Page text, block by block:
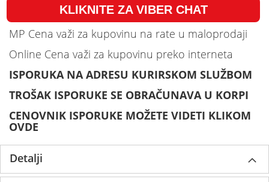
KLIKNITE ZA VIBER CHAT
MP Cena važi za kupovinu na rate u maloprodaji
Online Cena važi za kupovinu preko interneta
ISPORUKA NA ADRESU KURIRSKOM SLUŽBOM
TROŠAK ISPORUKE SE OBRAČUNAVA U KORPI
CENOVNIK ISPORUKE MOŽETE VIDETI KLIKOM
OVDE
Detalji